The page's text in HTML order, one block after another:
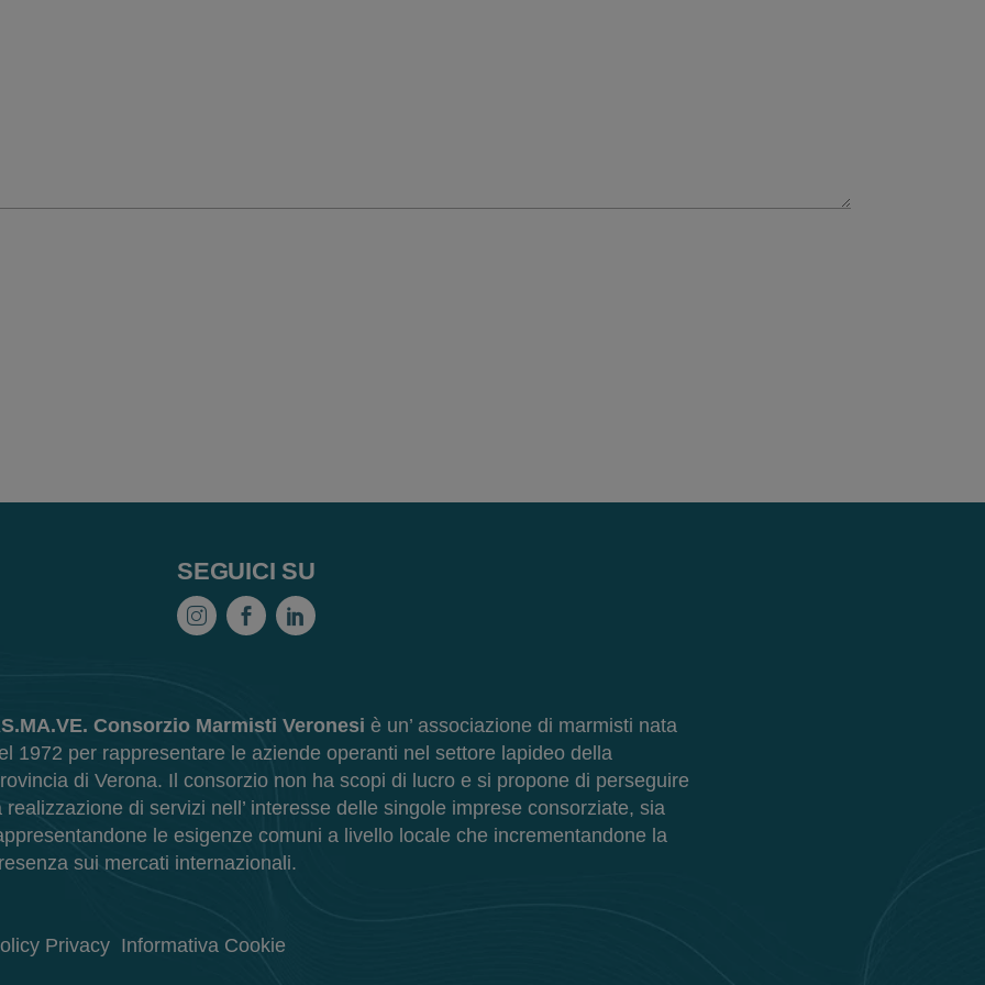
SEGUICI SU
Consorzio Marmisti Veronesi è un’ associazione di marmisti nata
1972 per rappresentare le aziende operanti nel settore lapideo della
di Verona. Il consorzio non ha scopi di lucro e si propone di perseguire
realizzazione di servizi nell’ interesse delle singole imprese consorziate, sia
le esigenze comuni a livello locale che incrementandone la
sui mercati internazionali.
Privacy Informativa Cookie